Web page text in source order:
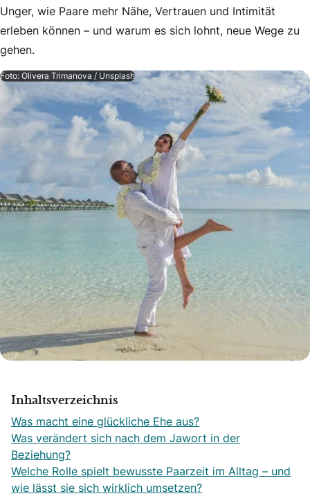
Unger, wie Paare mehr Nähe, Vertrauen und Intimität
erleben können – und warum es sich lohnt, neue Wege zu
gehen.
Foto: Olivera Trimanova / Unsplash
Inhaltsverzeichnis
Was macht eine glückliche Ehe aus?
Was verändert sich nach dem Jawort in der
Beziehung?
Welche Rolle spielt bewusste Paarzeit im Alltag – und
wie lässt sie sich wirklich umsetzen?